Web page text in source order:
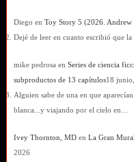
Diego en Toy Story 5 (2026. Andrew
Dejé de leer en cuanto escribió que
mike pedrosa en Series de ciencia
subproductos de 13 capítulos18
Alguien sabe de una en que
blanca...y viajando por el cielo en…
Ivey Thornton, MDen La Gran
2026